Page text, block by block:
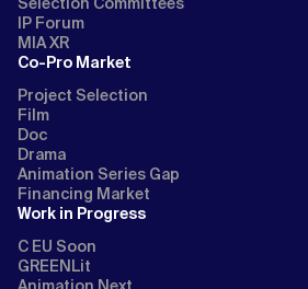
IP Forum
MIA XR
Co-Pro Market
Project Selection
Film
Doc
Drama
Animation Series Gap
Financing Market
Work in Progress
C EU Soon
GREENLit